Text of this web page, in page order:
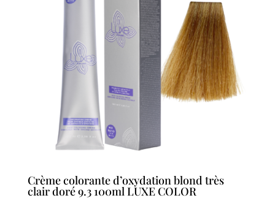
Crème colorante d’oxydation blond très
clair doré 9.3 100ml LUXE COLOR